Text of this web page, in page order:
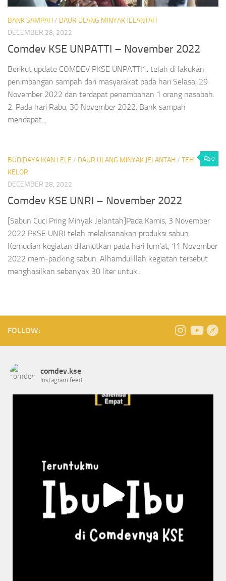
BANK SAMPAH/ DAUR ULANG MINYAK JELANTAH
DECEMBER 28, 2022
Comdev KSE UNPATTI – November 2022
Berikut update COMDEV PKSE UNPATTI1. telah di lakukan
penimbangan sampah dari masyarakat pada hari Selasa, 29
November 2022 dan terdapat penambahan 1 orang nasabah.
2. Pada hari Rabu, 30 November 2022. Bank sampah
mendapat...
0
BUDIDAYA IKAN LELE / DAUR ULANG MINYAK JELANTAH/ TEH
KELOR
DECEMBER 28, 2022
Comdev KSE UNRI – November 2022
[Sabun Cuci Pring Minyak Jelantah]Pada Kamis, 3 November
2022 PKSE UNRI telah melaksanakan produksi sabun.
Kemudian kegiatan dilanjutkan pada hari Jum’at, 11 November
2022 mem-packing sabun. Alhamdulillah kegiatan tersebut
menghasilkan sebanyak 30 liter untuk...
FOLLOW:
comdev.kse
Instagram feed